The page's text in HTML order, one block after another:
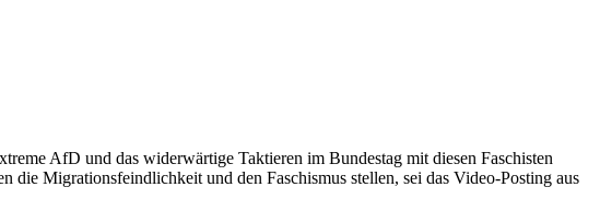
AfD und das widerwärtige Taktieren im Bundestag mit diesen Faschisten
Migrationsfeindlichkeit und den Faschismus stellen, sei das Video-Posting aus